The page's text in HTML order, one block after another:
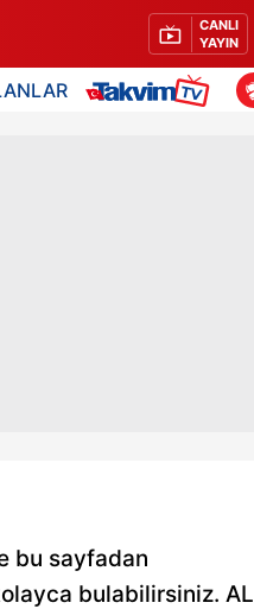
CANLI
YAYIN
bu sayfadan
bulabilirsiniz. AL